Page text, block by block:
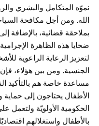
نموّه المتكامل والبشري
الله. ومن أجل مكافحة
بملاحقة قضائية، بالإضافة
ضحايا هذه الظاهرة
لتعزيز الرعاية الراعوية
الجنسية. ومن بين هؤلاء،
مساعدة خاصة هم بالتأكيد
الأطفال يحتاجون إلى
الحكومية الأولويّة ولتعمل
بالأطفال واستغلالهم